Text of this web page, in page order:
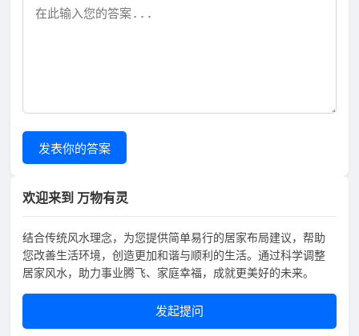
发表你的答案
欢迎来到 万物有灵
结合传统风水理念，为您提供简单易行的居家布局建议，帮助
您改善生活环境，创造更加和谐与顺利的生活。通过科学调整
居家风水，助力事业腾飞、家庭幸福，成就更美好的未来。
发起提问